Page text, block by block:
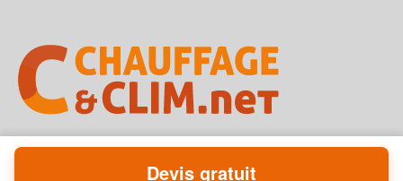
Devis gratuit